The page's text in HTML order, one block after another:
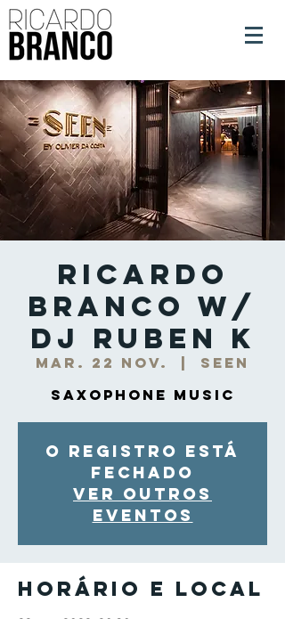
Ricardo
Branco w/
DJ Ruben K
mar. 22 nov.
Seen
Saxophone Music
O registro está
fechado
Ver outros
eventos
Horário e local